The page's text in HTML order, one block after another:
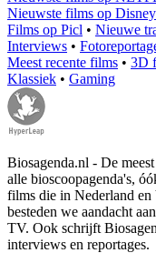
Nieuwste films op
Films op Picl • Nieuwe
Interviews •
Meest recente films • 3D
Klassiek • Gaming
Biosagenda.nl - De
alle bioscoopagenda's,
films die in Nederland en
besteden we aandacht
TV. Ook schrijft
interviews en reportages.